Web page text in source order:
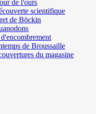
de l'ours
scientifique
de Böckin
de Broussaille
du magasine